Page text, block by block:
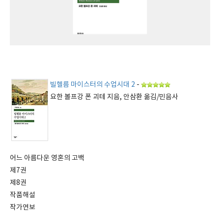
빌헬름 마이스터의 수업시대 2 -
요한 볼프강 폰 괴테 지음, 안삼환 옮김/민음사
어느 아름다운 영혼의 고백
제7권
제8권
작품해설
작가연보